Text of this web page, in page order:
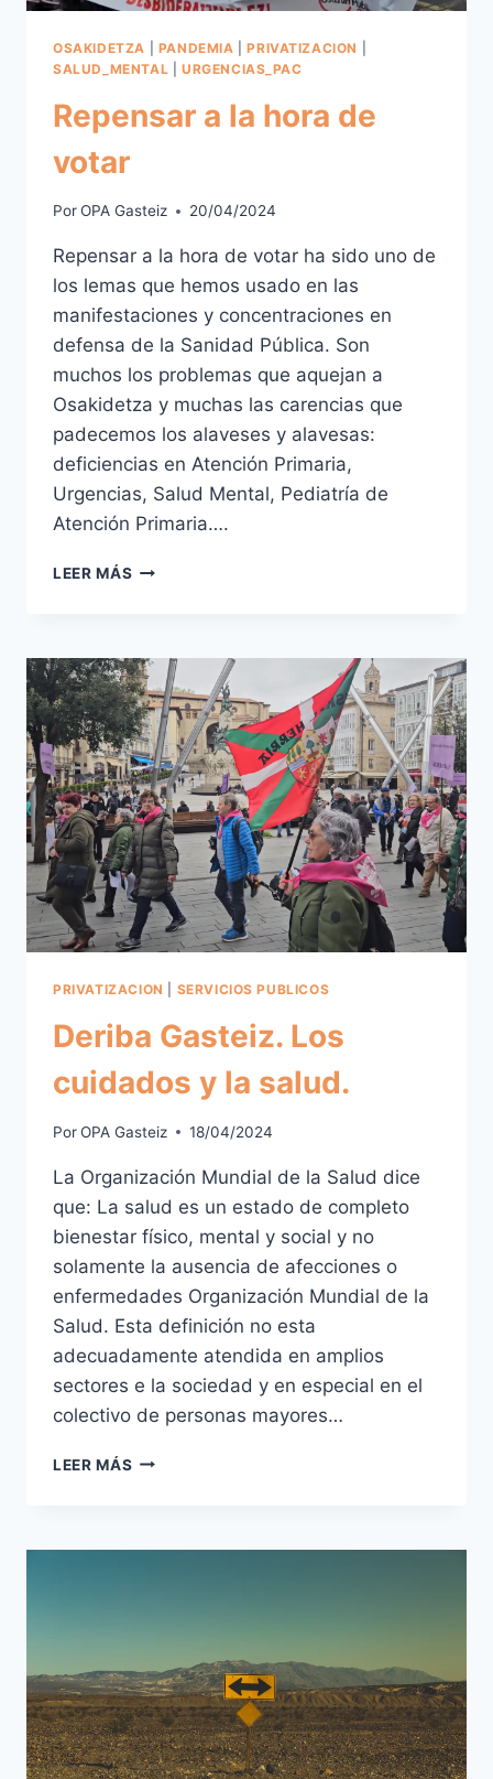
OSAKIDETZA PANDEMIA |PRIVATIZACION
SALUD_MENTAL
URGENCIAS_PAC
Repensar a la hora de
votar
PorOPA Gasteiz 20/04/2024
Repensar a la hora de votar ha sido uno de
los lemas que hemos usado en las
manifestaciones y concentraciones en
defensa de la Sanidad Pública. Son
muchos los problemas que aquejan a
Osakidetza y muchas las carencias que
padecemos los alaveses y alavesas:
deficiencias en Atención Primaria,
Urgencias, Salud Mental, Pediatría de
Atención Primaria….
LEER MÁS REPENSAR
DE
VOTAR
PRIVATIZACION SERVICIOS PUBLICOS
Deriba Gasteiz. Los
cuidados y la salud.
PorOPA Gasteiz 18/04/2024
La Organización Mundial de la Salud dice
que: La salud es un estado de completo
bienestar físico, mental y social y no
solamente la ausencia de afecciones o
enfermedades Organización Mundial de la
Salud. Esta definición no esta
adecuadamente atendida en amplios
sectores e la sociedad y en especial en el
colectivo de personas mayores…
LEER MÁS DERIBA
Y